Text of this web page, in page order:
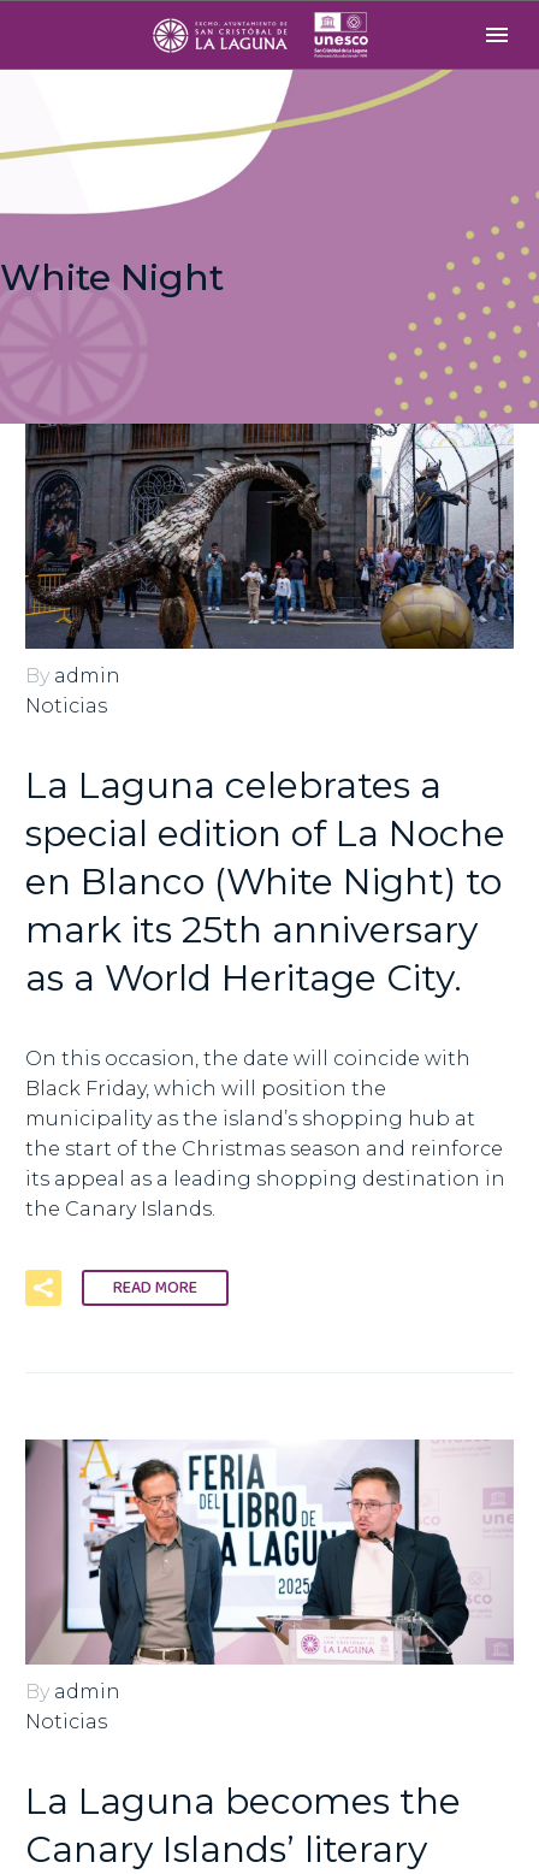
English
White Night
By admin
Noticias
La Laguna celebrates a
special edition of La Noche
en Blanco (White Night) to
mark its 25th anniversary
as a World Heritage City.
On this occasion, the date will coincide with
Black Friday, which will position the
municipality as the island’s shopping hub at
the start of the Christmas season and reinforce
its appeal as a leading shopping destination in
the Canary Islands.
READ MORE
By admin
Noticias
La Laguna becomes the
Canary Islands’ literary